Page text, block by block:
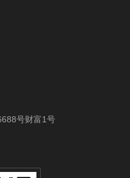
号财富1号